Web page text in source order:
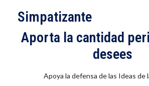
Simpatizante
Aporta la cantidad
desees
Apoya la defensa de las Ideas de